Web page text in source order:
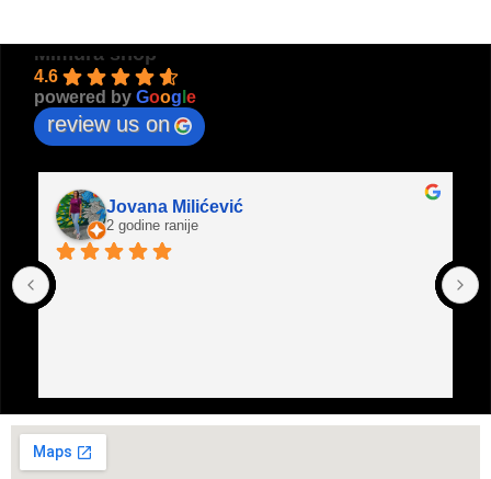
Mimura shop
4.6
powered by Goog e
review us on
Jovana Milićević
2 godine ranije